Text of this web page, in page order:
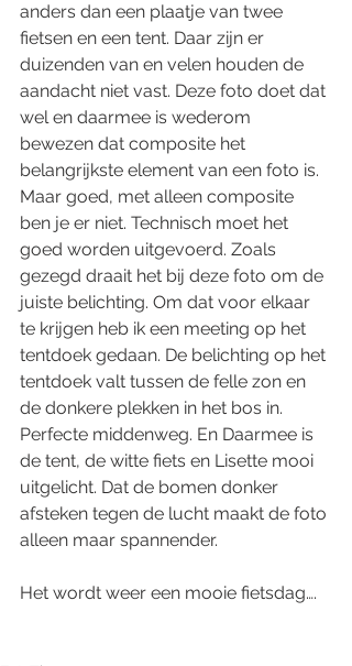
anders dan een plaatje van twee
fietsen en een tent. Daar zijn er
duizenden van en velen houden de
aandacht niet vast. Deze foto doet dat
wel en daarmee is wederom
bewezen dat composite het
belangrijkste element van een foto is.
Maar goed, met alleen composite
ben je er niet. Technisch moet het
goed worden uitgevoerd. Zoals
gezegd draait het bij deze foto om de
juiste belichting. Om dat voor elkaar
te krijgen heb ik een meeting op het
tentdoek gedaan. De belichting op het
tentdoek valt tussen de felle zon en
de donkere plekken in het bos in.
Perfecte middenweg. En Daarmee is
de tent, de witte fiets en Lisette mooi
uitgelicht. Dat de bomen donker
afsteken tegen de lucht maakt de foto
alleen maar spannender.
Het wordt weer een mooie fietsdag….